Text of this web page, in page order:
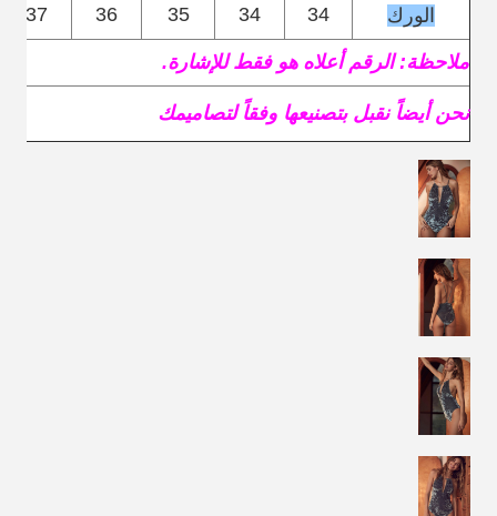
الورك 34
34
35
36
37
ملاحظة: الرقم أعلاه هو فقط للإشارة.
نحن أيضاً نقبل بتصنيعها وفقاً لتصاميمك